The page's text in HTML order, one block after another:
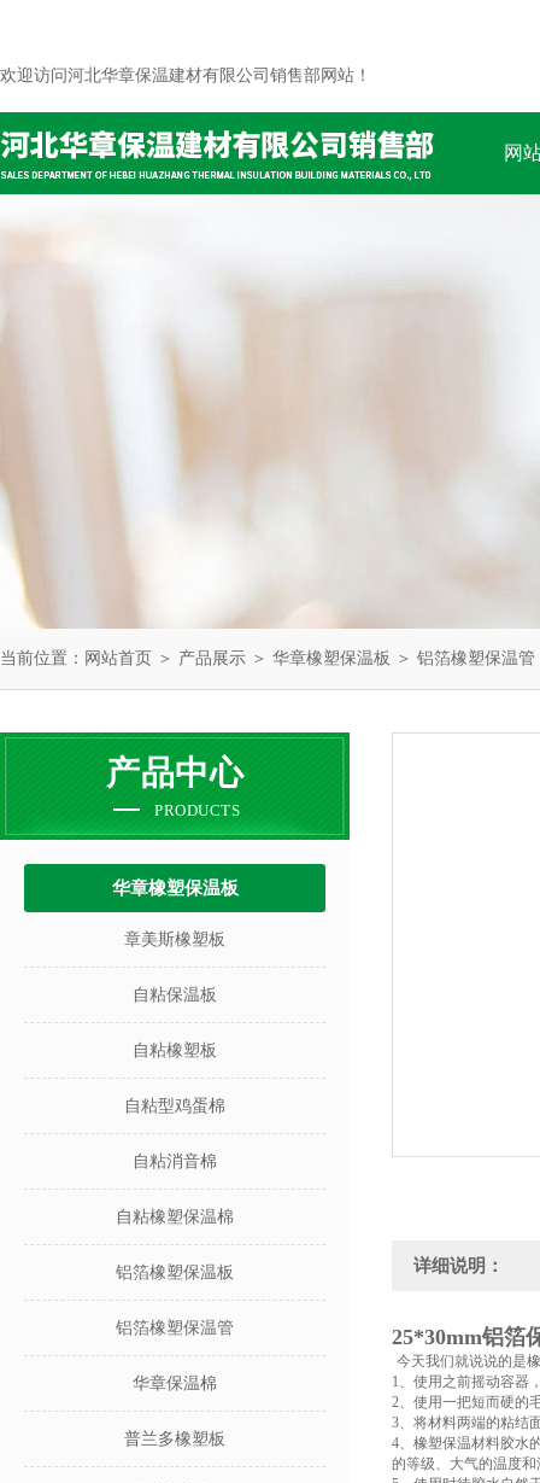
欢迎访问河北华章保温建材有限公司销售部网站！
网
当前位置： 网站首页 ＞ 产品展示 ＞ 华章橡塑保温板 ＞ 铝箔橡塑保温管
产品中心
PRODUCTS
华章橡塑保温板
章美斯橡塑板
自粘保温板
自粘橡塑板
自粘型鸡蛋棉
自粘消音棉
自粘橡塑保温棉
铝箔橡塑保温板
铝箔橡塑保温管
华章保温棉
普兰多橡塑板
详细说明：
25*30mm铝箔
今天我们就说说的是
1、使用之前摇动容器
2、使用一把短而硬的
3、将材料两端的粘结
4、橡塑保温材料胶水
的等级、大气的温度